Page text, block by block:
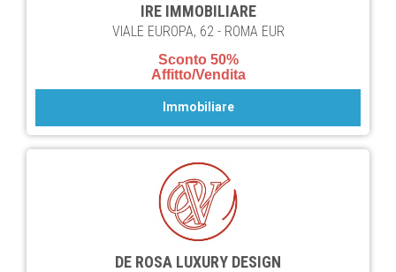
IRE IMMOBILIARE
VIALE EUROPA, 62 - ROMA EUR
Sconto 50%
Affitto/Vendita
Immobiliare
DE ROSA LUXURY DESIGN